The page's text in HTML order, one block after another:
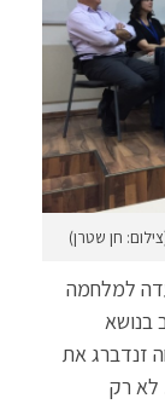
חן שטרן)
למלחמה
בנושא
זנדברג את
לא רק